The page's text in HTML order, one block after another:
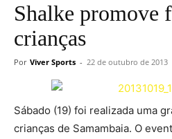
Shalke promove
crianças
Por Viver Sports - 22 de outubro de 2013
Sábado (19) foi realizada uma
crianças de Samambaia. O